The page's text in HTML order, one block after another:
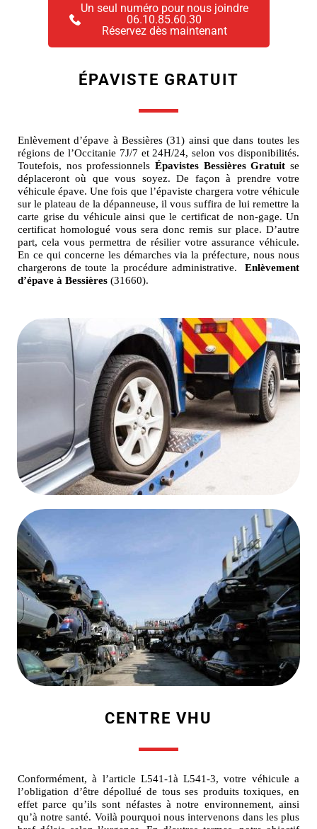
Un seul numéro pour nous joindre
06.10.85.60.30
Réservez dès maintenant
ÉPAVISTE GRATUIT
Enlèvement d’épave à Bessières (31) ainsi que dans toutes les
régions de l’Occitanie 7J/7 et 24H/24, selon vos disponibilités.
Toutefois, nos professionnels Épavistes Bessières Gratuit se
déplaceront où que vous soyez. De façon à prendre votre
véhicule épave. Une fois que l’épaviste chargera votre véhicule
sur le plateau de la dépanneuse, il vous suffira de lui remettre la
carte grise du véhicule ainsi que le certificat de non-gage. Un
certificat homologué vous sera donc remis sur place. D’autre
part, cela vous permettra de résilier votre assurance véhicule.
En ce qui concerne les démarches via la préfecture, nous nous
chargerons de toute la procédure administrative. Enlèvement
d’épave à Bessières (31660).
CENTRE VHU
Conformément, à l’article L541-1à L541-3, votre véhicule a
l’obligation d’être dépollué de tous ses produits toxiques, en
effet parce qu’ils sont néfastes à notre environnement, ainsi
qu’à notre santé. Voilà pourquoi nous intervenons dans les plus